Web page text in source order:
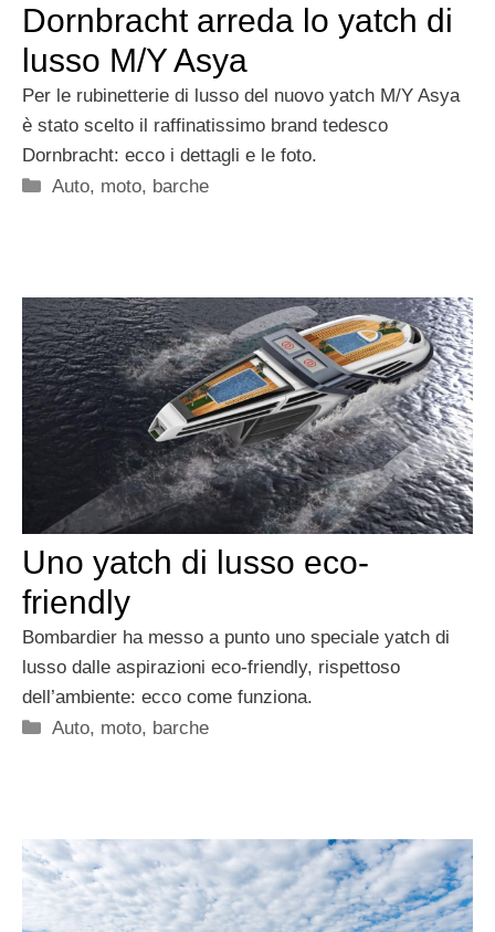
Dornbracht arreda lo yatch di
lusso M/Y Asya
Per le rubinetterie di lusso del nuovo yatch M/Y Asya
è stato scelto il raffinatissimo brand tedesco
Dornbracht: ecco i dettagli e le foto.
Categorie
Auto, moto, barche
Uno yatch di lusso eco-
friendly
Bombardier ha messo a punto uno speciale yatch di
lusso dalle aspirazioni eco-friendly, rispettoso
dell’ambiente: ecco come funziona.
Categorie
Auto, moto, barche